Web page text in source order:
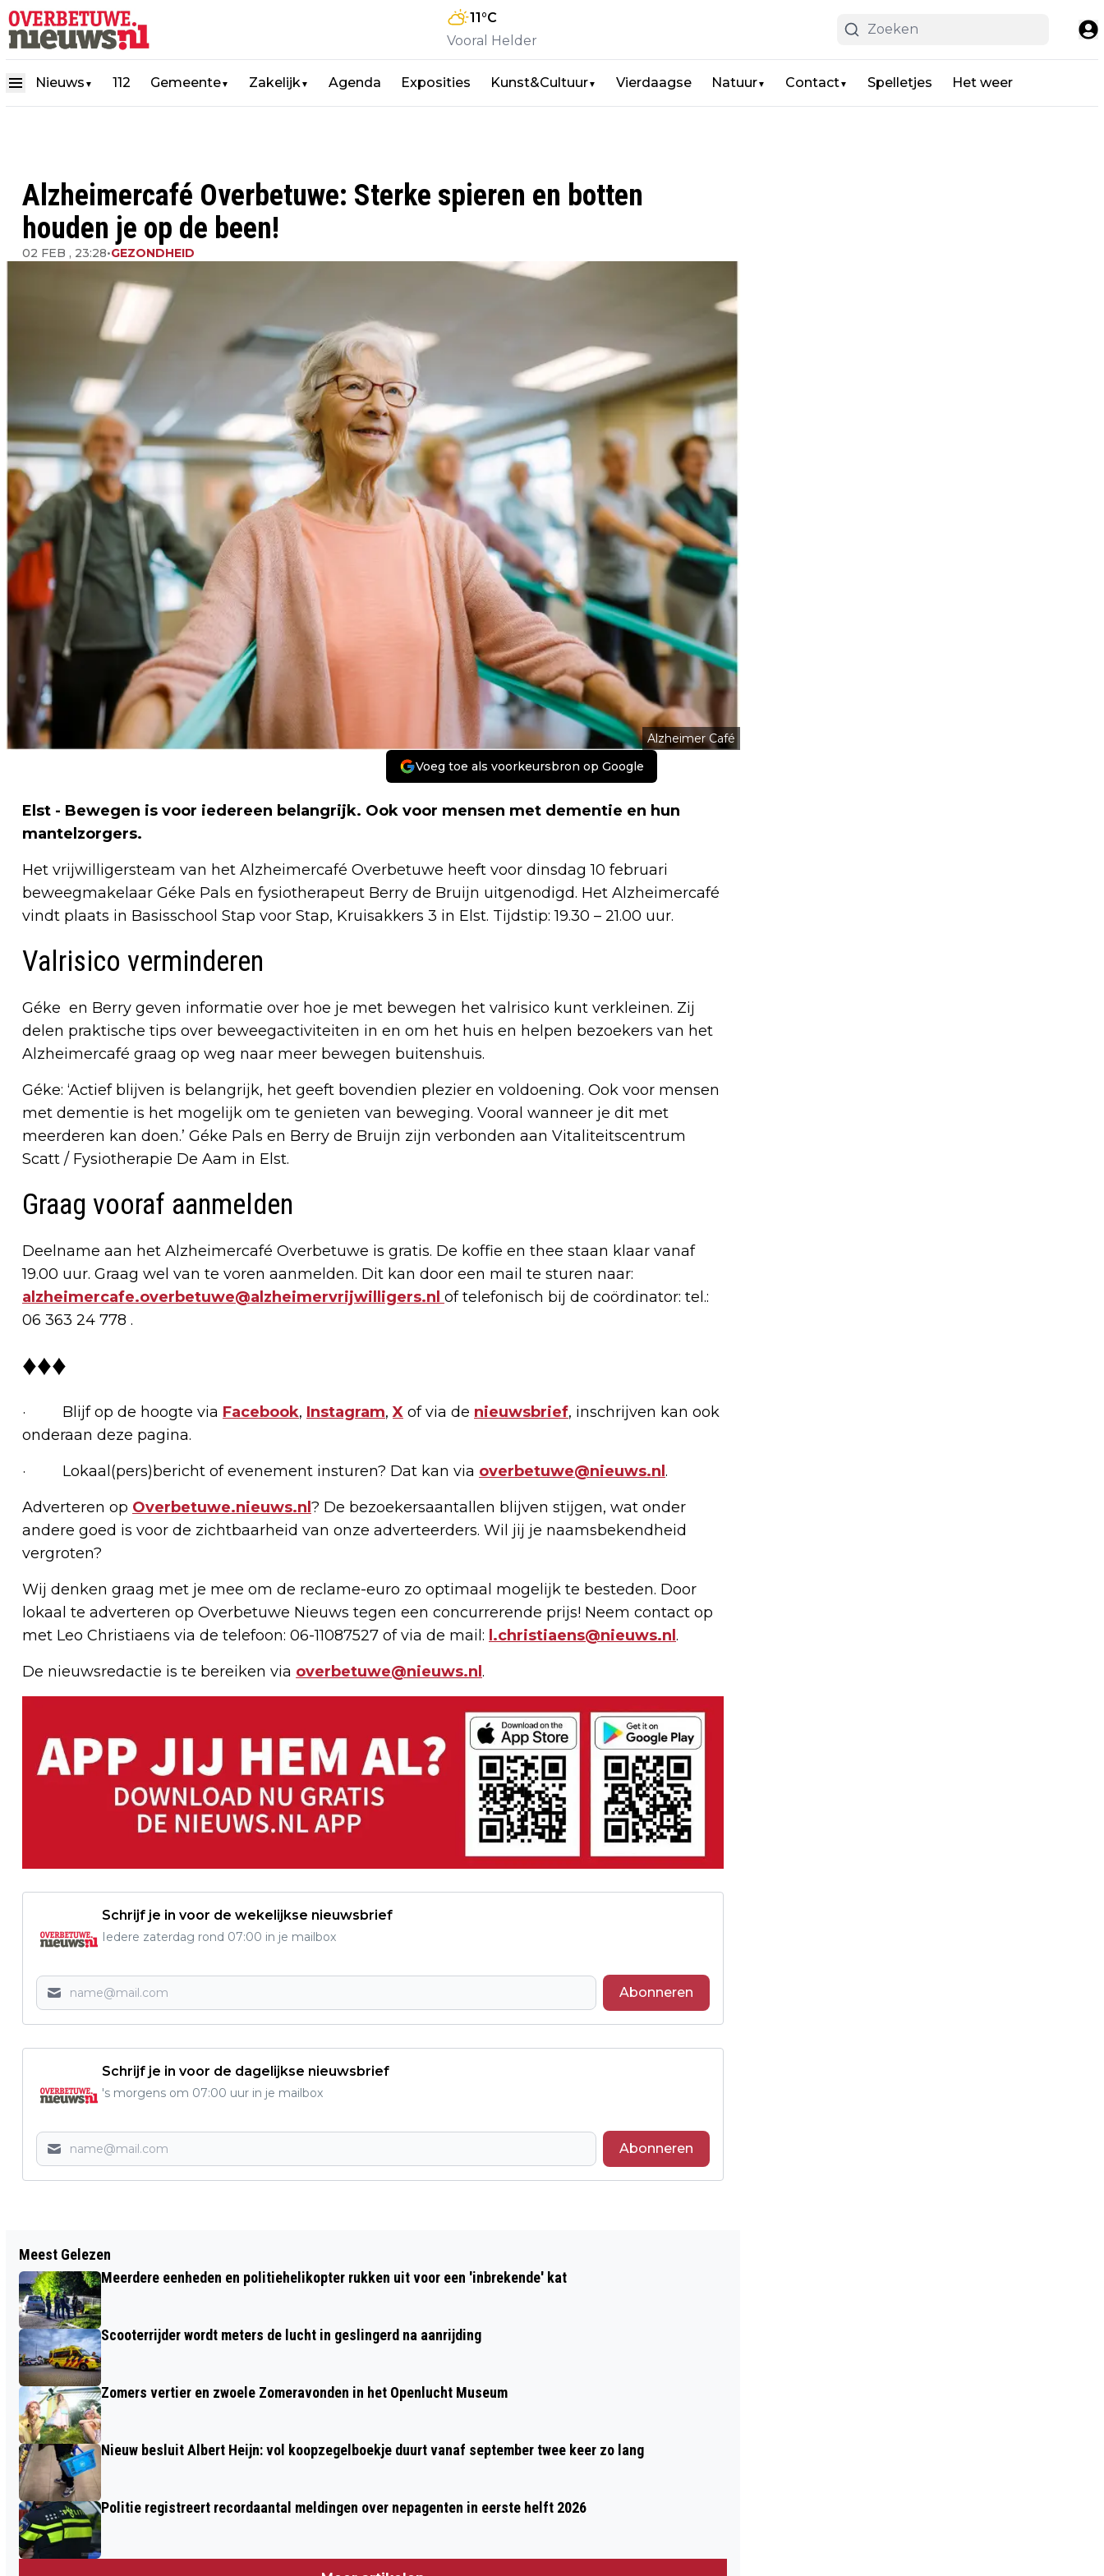
11°C
Vooral Helder
Nieuws ▼ 112 Gemeente▼ Zakelijk▼ Agenda Exposities Kunst&Cultuur▼ Vierdaagse Natuur▼ Contact▼ Spelletjes Het weer
Alzheimercafé Overbetuwe: Sterke spieren en botten
houden je op de been!
02 FEB , 23:28•GEZONDHEID
Alzheimer Café
Voeg toe als voorkeursbron op Google
Elst - Bewegen is voor iedereen belangrijk. Ook voor mensen met dementie en hun
mantelzorgers.
Het vrijwilligersteam van het Alzheimercafé Overbetuwe heeft voor dinsdag 10 februari
beweegmakelaar Géke Pals en fysiotherapeut Berry de Bruijn uitgenodigd. Het Alzheimercafé
vindt plaats in Basisschool Stap voor Stap, Kruisakkers 3 in Elst. Tijdstip: 19.30 – 21.00 uur.
Valrisico verminderen
Géke en Berry geven informatie over hoe je met bewegen het valrisico kunt verkleinen. Zij
delen praktische tips over beweegactiviteiten in en om het huis en helpen bezoekers van het
Alzheimercafé graag op weg naar meer bewegen buitenshuis.
Géke: ‘Actief blijven is belangrijk, het geeft bovendien plezier en voldoening. Ook voor mensen
met dementie is het mogelijk om te genieten van beweging. Vooral wanneer je dit met
meerderen kan doen.’ Géke Pals en Berry de Bruijn zijn verbonden aan Vitaliteitscentrum
Scatt / Fysiotherapie De Aam in Elst.
Graag vooraf aanmelden
Deelname aan het Alzheimercafé Overbetuwe is gratis. De koffie en thee staan klaar vanaf
19.00 uur. Graag wel van te voren aanmelden. Dit kan door een mail te sturen naar:
alzheimercafe.overbetuwe@alzheimervrijwilligers.nl of telefonisch bij de coördinator: tel.:
06 363 24 778 .
♦♦♦
· Blijf op de hoogte via Facebook, Instagram,X of via de nieuwsbrief, inschrijven kan ook
onderaan deze pagina.
· Lokaal(pers)bericht of evenement insturen? Dat kan via overbetuwe@nieuws.nl.
Adverteren op Overbetuwe.nieuws.nl? De bezoekersaantallen blijven stijgen, wat onder
andere goed is voor de zichtbaarheid van onze adverteerders. Wil jij je naamsbekendheid
vergroten?
Wij denken graag met je mee om de reclame-euro zo optimaal mogelijk te besteden. Door
lokaal te adverteren op Overbetuwe Nieuws tegen een concurrerende prijs! Neem contact op
met Leo Christiaens via de telefoon: 06-11087527 of via de mail: l.christiaens@nieuws.nl.
De nieuwsredactie is te bereiken via overbetuwe@nieuws.nl.
Schrijf je in voor de wekelijkse nieuwsbrief
Iedere zaterdag rond 07:00 in je mailbox
Abonneren
Schrijf je in voor de dagelijkse nieuwsbrief
's morgens om 07:00 uur in je mailbox
Abonneren
GRATIS TRAINING ‘GOED OMGAAN MET
DEMENTIE’
IN HETEREN OP ZATERDAG 28 MAART
Meest Gelezen
Meerdere eenheden en politiehelikopter rukken uit voor een 'inbrekende' kat
Scooterrijder wordt meters de lucht in geslingerd na aanrijding
Zomers vertier en zwoele Zomeravonden in het Openlucht Museum
Nieuw besluit Albert Heijn: vol koopzegelboekje duurt vanaf september twee keer zo lang
Politie registreert recordaantal meldingen over nepagenten in eerste helft 2026